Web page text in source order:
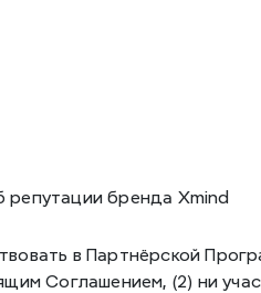
бренда Xmind
в Партнёрской
Соглашением, (2) ни